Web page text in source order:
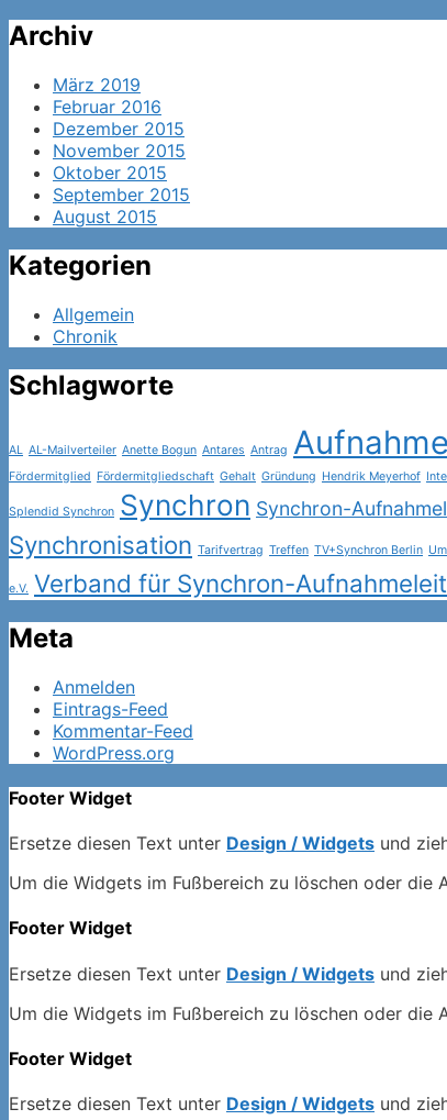
Archiv
März 2019
Februar 2016
Dezember 2015
November 2015
Oktober 2015
September 2015
August 2015
Kategorien
Allgemein
Chronik
Schlagworte
AL AL-Mailverteiler Anette Bogun Antares Antrag
Fördermitglied Fördermitgliedschaft Gehalt Gründung Hendrik Meyerhof
Splendid Synchron Synchron Synchron-
Synchronisation Tarifvertrag Treffen TV+Synchron Berlin
e.V. Verband für Synchron-
Meta
Anmelden
Eintrags-Feed
Kommentar-Feed
WordPress.org
Footer Widget
Ersetze diesen Text unter Design / Widgets und
Um die Widgets im Fußbereich zu löschen oder die
Footer Widget
Ersetze diesen Text unter Design / Widgets und
Um die Widgets im Fußbereich zu löschen oder die
Footer Widget
Ersetze diesen Text unter Design / Widgets und